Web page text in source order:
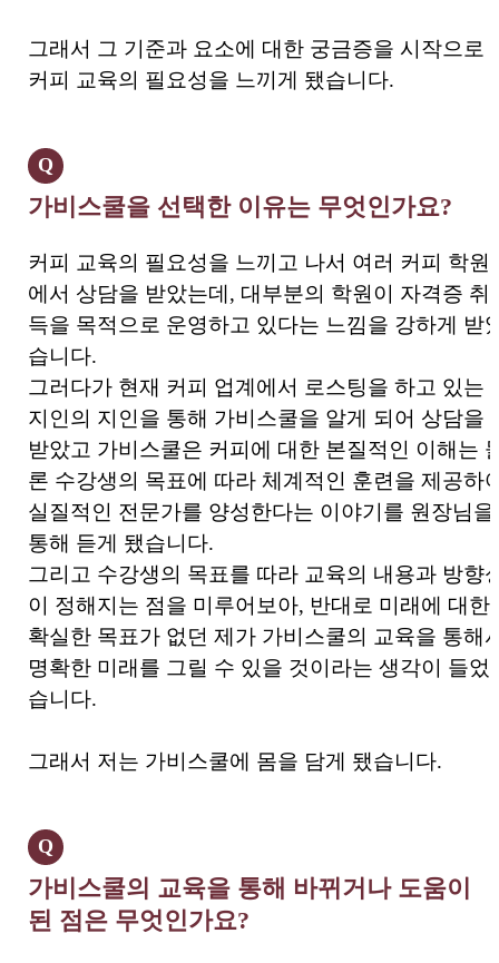
그래서 그 기준과 요소에 대한 궁금증을 시작으로
커피 교육의 필요성을 느끼게 됐습니다.
Q
가비스쿨을 선택한 이유는 무엇인가요?
커피 교육의 필요성을 느끼고 나서 여러 커피 학원
에서 상담을 받았는데, 대부분의 학원이 자격증 취
득을 목적으로 운영하고 있다는 느낌을 강하게 받
습니다.
그러다가 현재 커피 업계에서 로스팅을 하고 있는
지인의 지인을 통해 가비스쿨을 알게 되어 상담을
받았고 가비스쿨은 커피에 대한 본질적인 이해는
론 수강생의 목표에 따라 체계적인 훈련을 제공하
실질적인 전문가를 양성한다는 이야기를 원장님을
통해 듣게 됐습니다.
그리고 수강생의 목표를 따라 교육의 내용과 방향
이 정해지는 점을 미루어보아, 반대로 미래에 대한
확실한 목표가 없던 제가 가비스쿨의 교육을 통해
명확한 미래를 그릴 수 있을 것이라는 생각이 들었
습니다.
그래서 저는 가비스쿨에 몸을 담게 됐습니다.
Q
가비스쿨의 교육을 통해 바뀌거나 도움이
된 점은 무엇인가요?